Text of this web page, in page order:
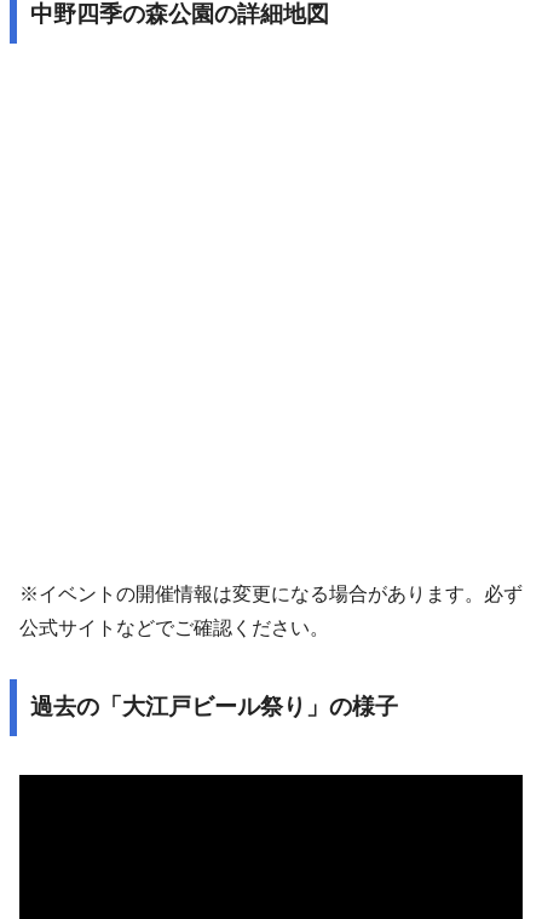
中野四季の森公園の詳細地図
※イベントの開催情報は変更になる場合があります。必ず
公式サイトなどでご確認ください。
過去の「大江戸ビール祭り」の様子